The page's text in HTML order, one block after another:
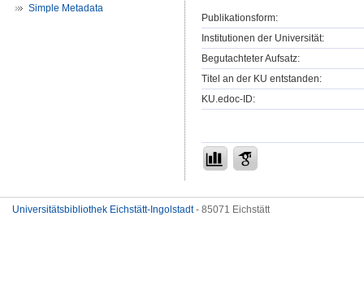
Simple Metadata
Publikationsform:
Institutionen der Universität:
Begutachteter Aufsatz:
Titel an der KU entstanden:
KU.edoc-ID:
Universitätsbibliothek Eichstätt-Ingolstadt- 85071 Eichstätt